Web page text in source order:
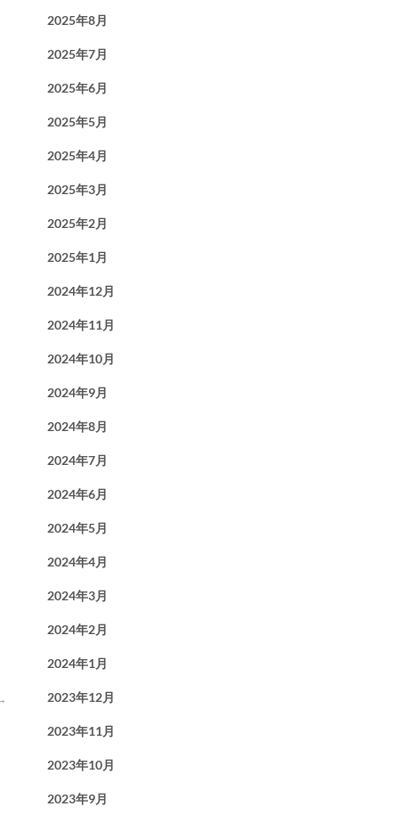
2025年8月
2025年7月
2025年6月
2025年5月
2025年4月
2025年3月
2025年2月
2025年1月
2024年12月
2024年11月
2024年10月
2024年9月
2024年8月
2024年7月
2024年6月
2024年5月
2024年4月
2024年3月
2024年2月
2024年1月
2023年12月
2023年11月
2023年10月
2023年9月